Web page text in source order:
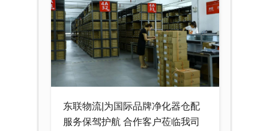
东联物流|为国际品牌净化器仓配
服务保驾护航 合作客户莅临我司